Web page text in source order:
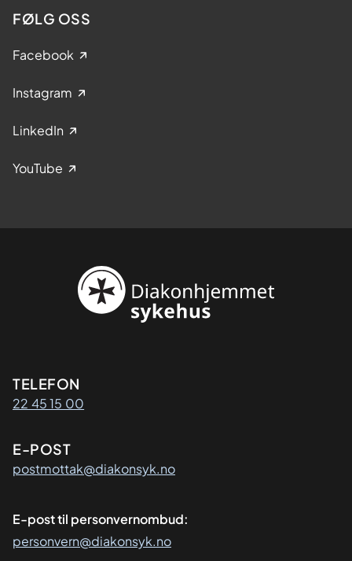
FØLG OSS
Facebook
Instagram
LinkedIn
YouTube
Kontaktinformasjon
TELEFON
22 45 15 00
E-POST
postmottak@diakonsyk.no
E-post til personvernombud:
personvern@diakonsyk.no